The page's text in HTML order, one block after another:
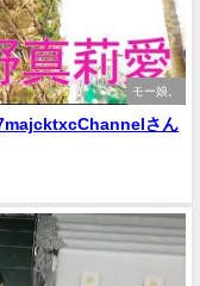
モー娘。
さん